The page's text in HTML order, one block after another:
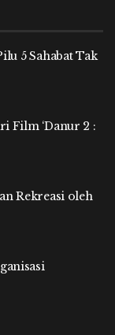
5 Sahabat Tak
Film ‘Danur 2 :
Rekreasi oleh